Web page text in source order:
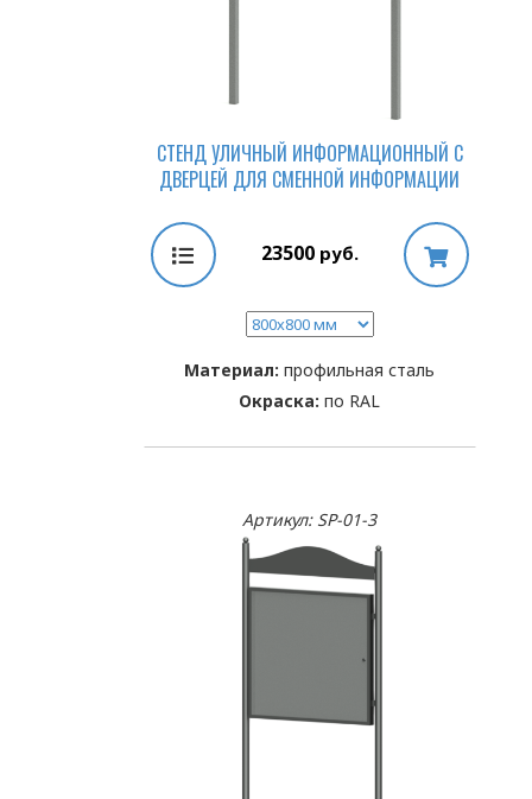
СТЕНД УЛИЧНЫЙ ИНФОРМАЦИОННЫЙ С
ДВЕРЦЕЙ ДЛЯ СМЕННОЙ ИНФОРМАЦИИ
23500 руб.
Материал: профильная сталь
Окраска: по RAL
Артикул: SP-01-3